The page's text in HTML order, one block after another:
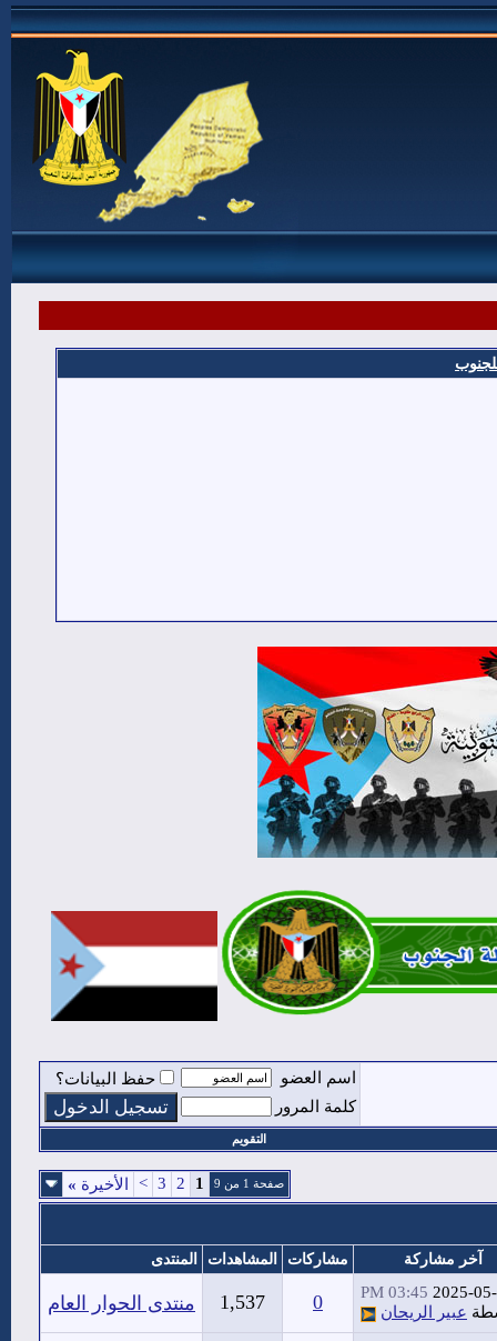
اسم العضو
حفظ البيانات؟
كلمة المرور
التقويم
صفحة 1 من 9 1
2
3
> الأخيرة »
آخر مشاركة مشاركات المشاهدات المنتدى
2025-
03:45 PM
عبير الريحان 0
1,537 منتدى الحوار العام